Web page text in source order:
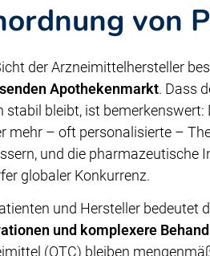
von
der Arzneimittelhersteller
Apothekenmarkt. Dass
stabil bleibt, ist
mehr – oft personalisierte –
und die pharmazeutische
globaler Konkurrenz.
und Hersteller bedeutet
und komplexere
(OTC) bleiben